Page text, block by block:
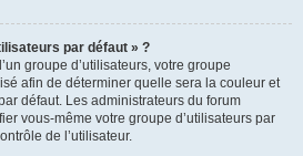
par défaut » ?
groupe d’utilisateurs, votre groupe
afin de déterminer quelle sera la couleur et
défaut. Les administrateurs du forum
vous-même votre groupe d’utilisateurs par
de l’utilisateur.